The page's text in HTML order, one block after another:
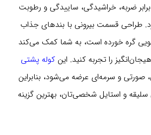
ضربه، خراشیدگی، ساییدگی و رطوبت
طراحی قسمت بیرونی با بندهای جذاب
گره خورده است، به شما کمک می‌کند
را تجربه کنید. این کوله پشتی
و سرمه‌ای عرضه می‌شود، بنابراین
و استایل شخصی‌تان، بهترین گزینه